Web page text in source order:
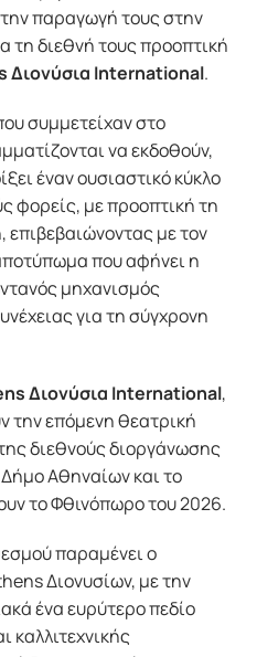
παραγωγή τους στην
τη διεθνή τους προοπτική
Διονύσια International.
συμμετείχαν στο
να εκδοθούν,
έναν ουσιαστικό κύκλο
φορείς, με προοπτική τη
με τον
που αφήνει η
μηχανισμός
για τη σύγχρονη
Διονύσια International,
την επόμενη θεατρική
διεθνούς διοργάνωσης
Αθηναίων και το
το Φθινόπωρο του 2026.
παραμένει ο
Διονυσίων, με την
ένα ευρύτερο πεδίο
καλλιτεχνικής